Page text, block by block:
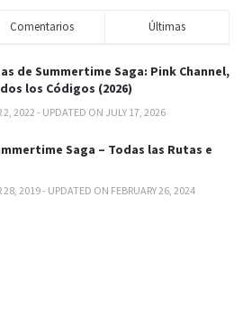
Comentarios Últimas
de Summertime Saga: Pink Channel,
los Códigos (2026)
2, 2022 - UPDATED ON JULY 17, 2026
Saga – Todas las Rutas e
28, 2019 - UPDATED ON FEBRUARY 26, 2024